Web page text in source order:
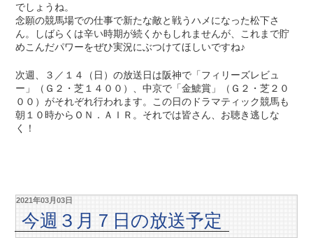
でしょうね。
念願の競馬場での仕事で新たな敵と戦うハメになった松下さ
ん。しばらくは辛い時期が続くかもしれませんが、これまで貯
めこんだパワーをぜひ実況にぶつけてほしいですね♪
次週、３／１４（日）の放送日は阪神で「フィリーズレビュ
ー」（Ｇ２・芝１４００）、中京で「金鯱賞」（Ｇ２・芝２０
００）がそれぞれ行われます。この日のドラマティック競馬も
朝１０時からＯＮ．ＡＩＲ。それでは皆さん、お聴き逃しな
く！
2021年03月03日
今週３月７日の放送予定